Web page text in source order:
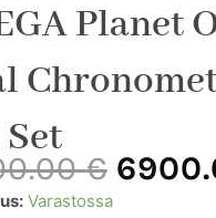
Planet
€
hinta
Varastossa